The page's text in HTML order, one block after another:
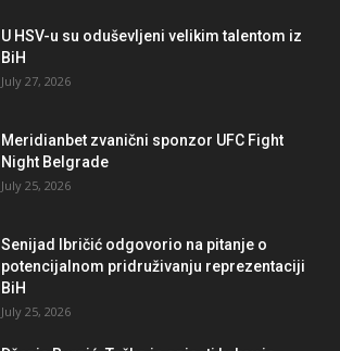
U HSV-u su oduševljeni velikim talentom iz
BiH
July 27, 2026
Meridianbet zvanični sponzor UFC Fight
Night Belgrade
July 25, 2026
Senijad Ibričić odgovorio na pitanje o
potencijalnom pridruživanju reprezentaciji
BiH
July 25, 2026